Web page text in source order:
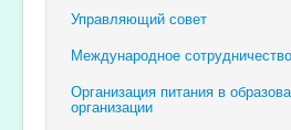
Управляющий совет
Международное сотрудничество
Организация питания в
организации